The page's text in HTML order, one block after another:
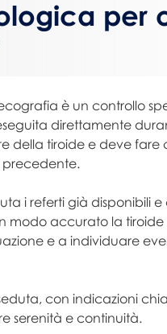
per
è un controllo
direttamente
della tiroide e deve fare
i referti già disponibili
modo accurato la tiroide
e a individuare
con indicazioni
serenità e continuità.